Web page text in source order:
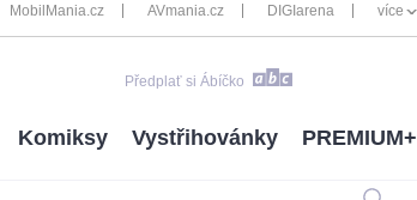
MobilMania.cz AVmania.cz DIGIarena více
Předplať si Ábíčko
Komiksy Vystřihovánky PREMIUM+